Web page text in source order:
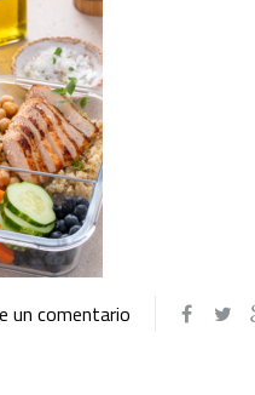
un comentario